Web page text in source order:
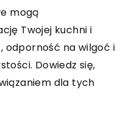
mogą
Twojej kuchni i
odporność na wilgoć i
Dowiedz się,
dla tych